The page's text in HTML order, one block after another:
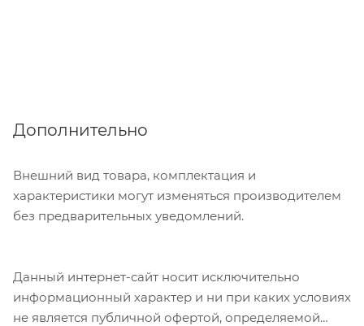
Дополнительно
Внешний вид товара, комплектация и
характеристики могут изменяться производителем
без предварительных уведомлений.
Данный интернет-сайт носит исключительно
информационный характер и ни при каких условиях
не является публичной офертой, определяемой